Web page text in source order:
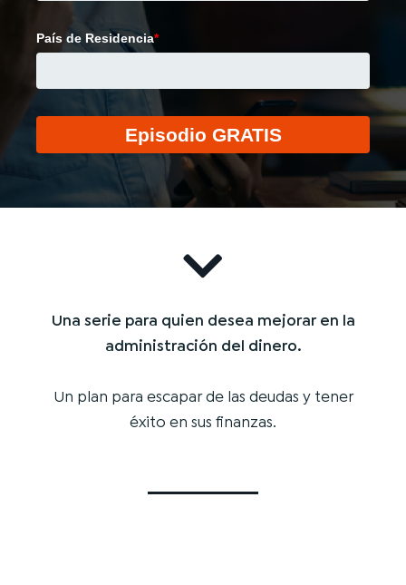
País de Residencia*
Episodio GRATIS
Una serie para quien desea mejorar en la
administración del dinero.
Un plan para escapar de las deudas y tener
éxito en sus finanzas.